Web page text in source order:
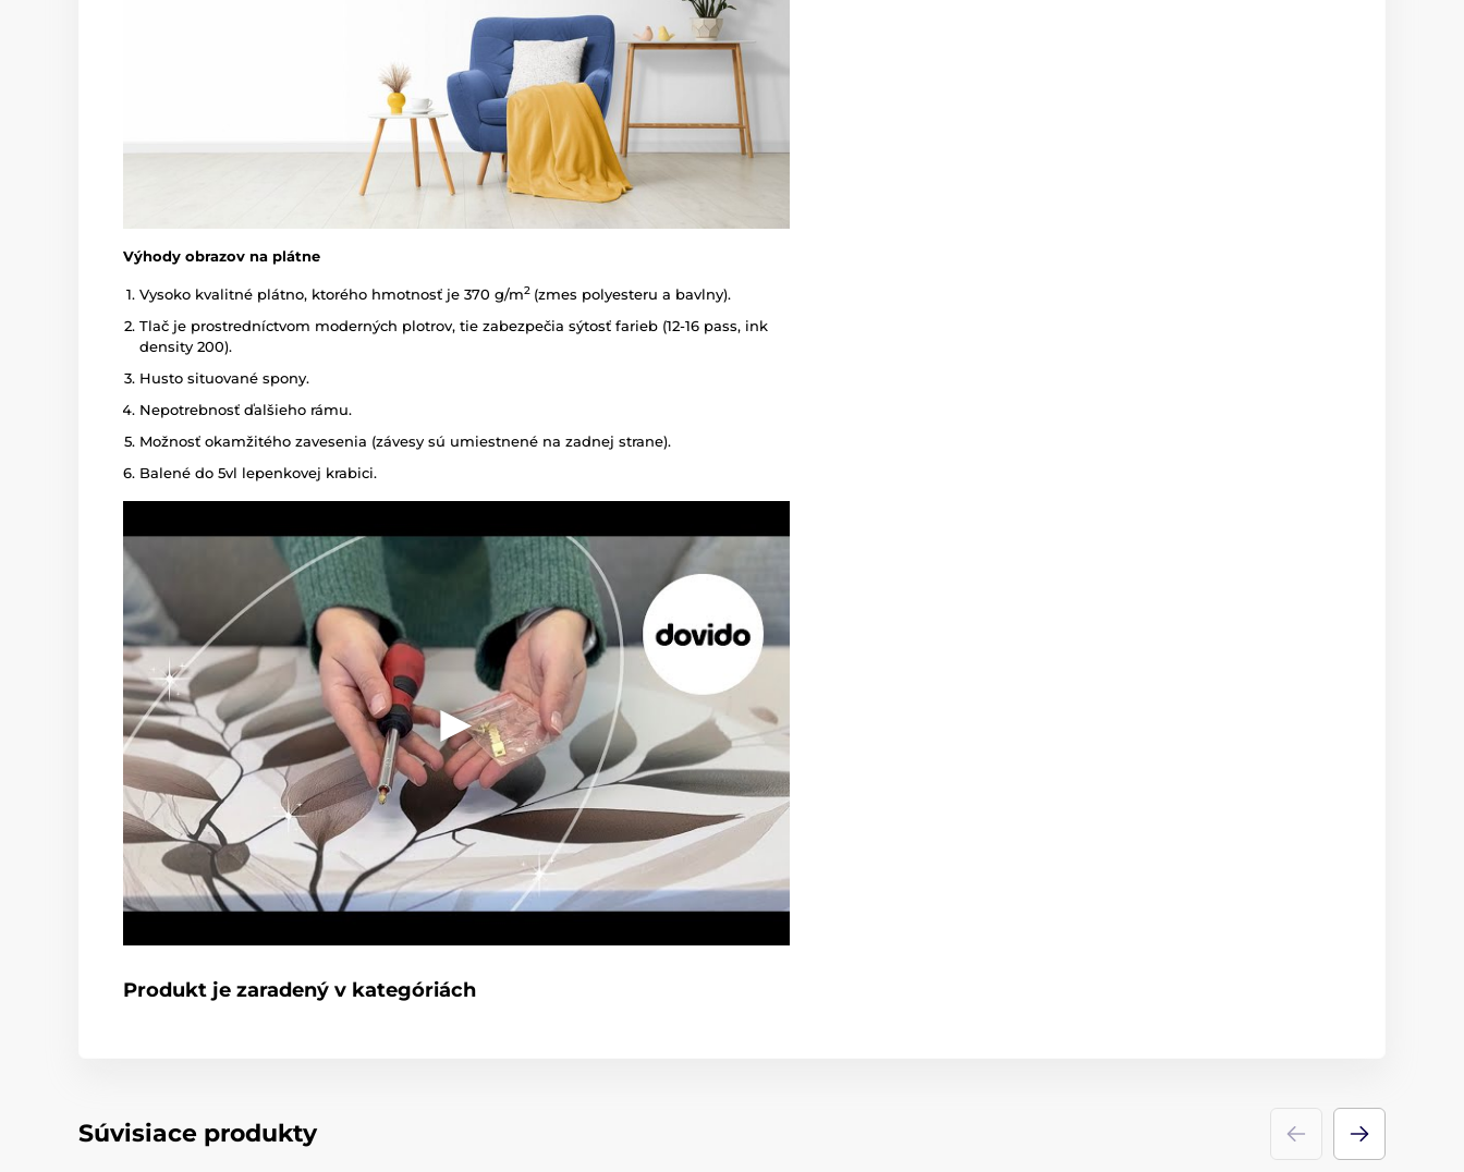
Výhody obrazov na plátne
Vysoko kvalitné plátno, ktorého hmotnosť je 370 g/m2 (zmes polyesteru a bavlny).
Tlač je prostredníctvom moderných plotrov, tie zabezpečia sýtosť farieb (12-16 pass, ink
density 200).
Husto situované spony.
Nepotrebnosť ďalšieho rámu.
Možnosť okamžitého zavesenia (závesy sú umiestnené na zadnej strane).
Balené do 5vl lepenkovej krabici.
Produkt je zaradený v kategóriách
Súvisiace produkty